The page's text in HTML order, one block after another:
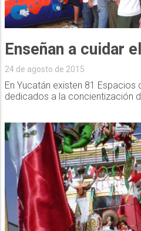
Enseñan a cuidar
24 de agosto de 2015
En Yucatán existen 81 Espacios
dedicados a la concientización